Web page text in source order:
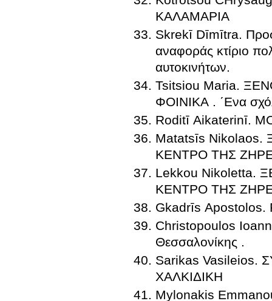
ΚΑΛΑΜΑΡΙΑ
Skrekī Dīmītra.
αναφοράς κτίριο
αυτοκινήτων.
Tsitsiou Maria.
ΦΟΙΝΙΚΑ . ΄Ενα
Roditī Aikaterinī.
Matatsīs
ΚΕΝΤΡΟ ΤΗΣ
Lekkou
ΚΕΝΤΡΟ ΤΗΣ
Christopoulos Ioannis. Ξενοδοχειακή μονάδα στο
Θεσσαλονίκης .
Sarikas Vasileios.
ΧΑΛΚΙΔΙΚΗ
Mylonakis